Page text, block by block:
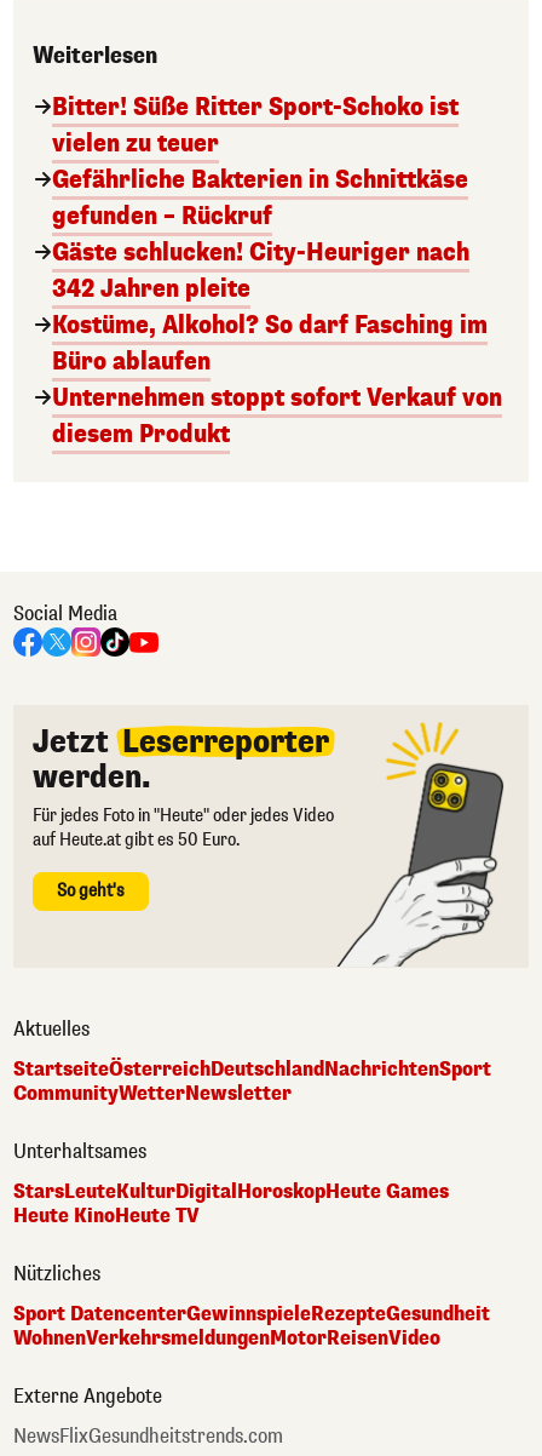
Weiterlesen
Bitter! Süße Ritter Sport-Schoko ist
vielen zu teuer
Gefährliche Bakterien in Schnittkäse
gefunden – Rückruf
Gäste schlucken! City-Heuriger nach
342 Jahren pleite
Kostüme, Alkohol? So darf Fasching im
Büro ablaufen
Unternehmen stoppt sofort Verkauf von
diesem Produkt
Social Media
Jetzt Leserreporter
werden.
Für jedes Foto in "Heute" oder jedes Video
auf Heute.at gibt es 50 Euro.
So geht's
Aktuelles
StartseiteÖsterreichDeutschlandNachrichtenSport
CommunityWetterNewsletter
Unterhaltsames
StarsLeuteKulturDigital HoroskopHeute Games
Heute KinoHeute TV
Nützliches
Sport DatencenterGewinnspieleRezepteGesundheit
WohnenVerkehrsmeldungenMotorReisenVideo
Externe Angebote
NewsFlixGesundheitstrends.com